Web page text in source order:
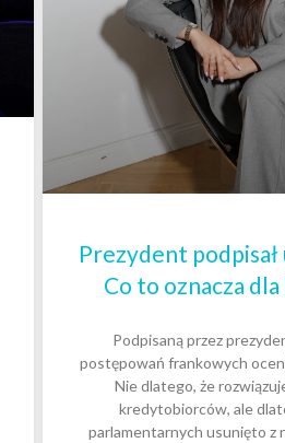
Prezydent
Co to oznacza
Podpisaną przez
postępowań frankowych
Nie dlatego, że
kredytobiorców, ale
parlamentarnych usunięto z